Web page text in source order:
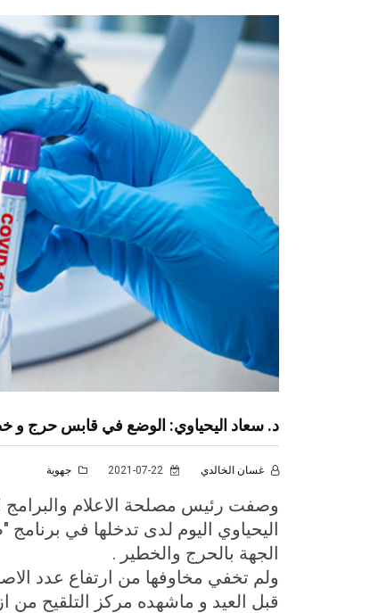
د. سعاد اليحياوي: الوضع في قابس حرج و
غسان الخالدي جهوية
وصفت رئيس مصلحة الاعلام والبرامج
اليحياوي اليوم لدى تدخلها في
الجهة بالحرج والخطير .
ولم تخفي مخاوفها من ارتفاع عدد
قبل العيد و ماشهده مركز التلقيح من